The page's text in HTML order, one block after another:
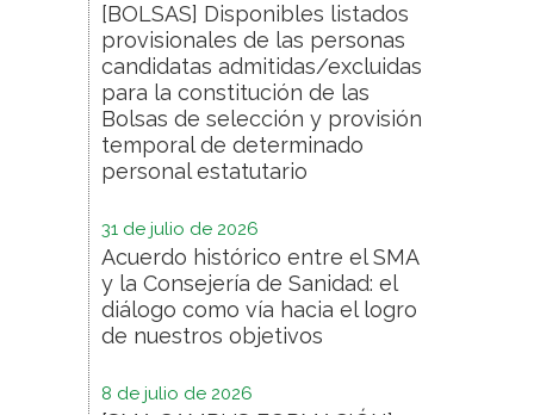
[BOLSAS] Disponibles listados
provisionales de las personas
candidatas admitidas/excluidas
para la constitución de las
Bolsas de selección y provisión
temporal de determinado
personal estatutario
31 de julio de 2026
Acuerdo histórico entre el SMA
y la Consejería de Sanidad: el
diálogo como vía hacia el logro
de nuestros objetivos
8 de julio de 2026